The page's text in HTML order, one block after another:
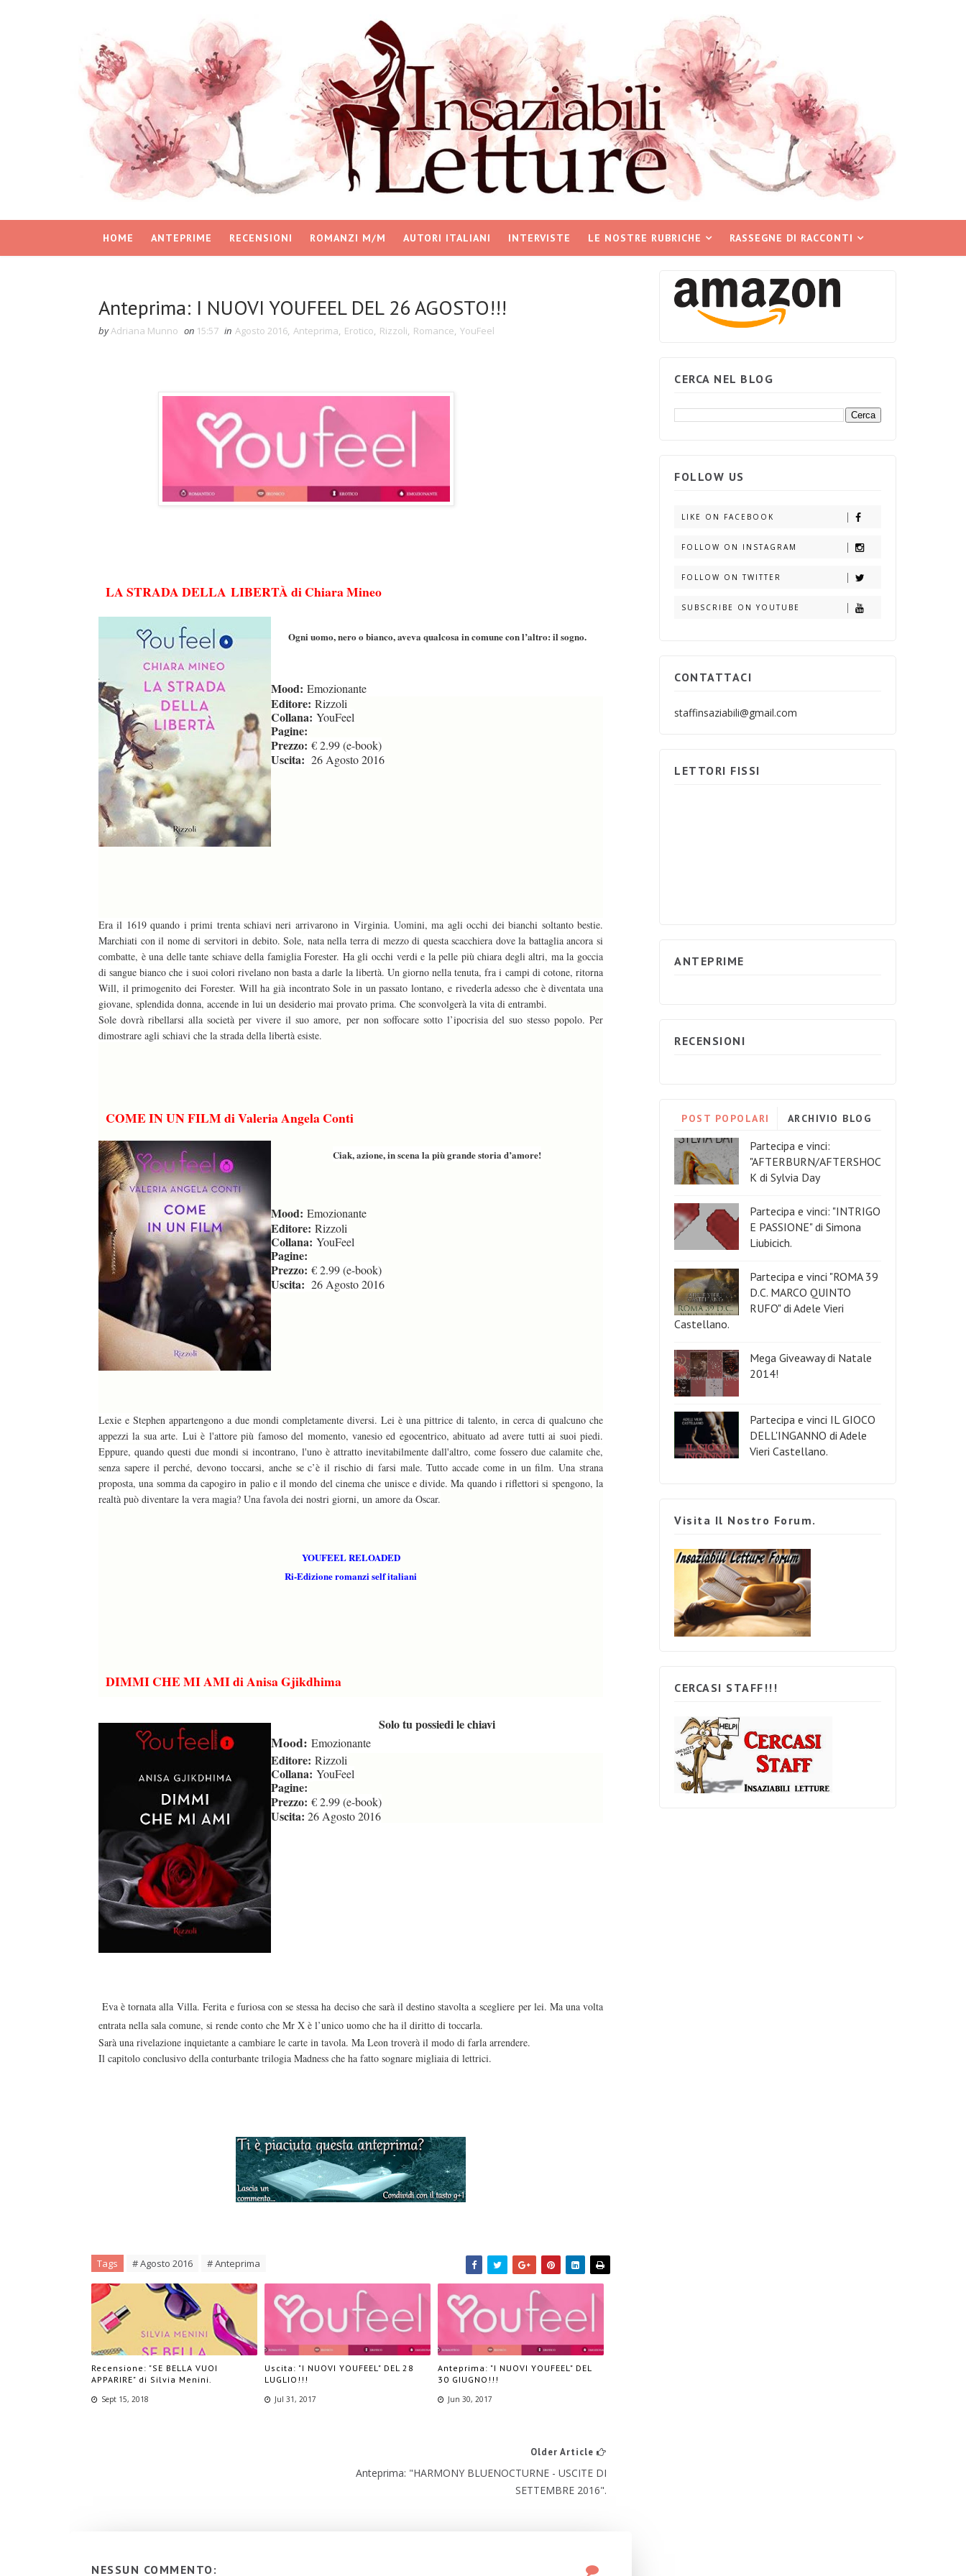
HOME ANTEPRIME RECENSIONI ROMANZI M/M AUTORI ITALIANI INTERVISTE LE NOSTRE RUBRICHE RASSEGNE DI RACCONTI
Anteprima: I NUOVI YOUFEEL DEL 26 AGOSTO!!!
byAdriana Munno on 15:57 in Agosto 2016, Anteprima, Erotico, Rizzoli, Romance, YouFeel
LA STRADA DELLA LIBERTÀ di Chiara Mineo
Ogni uomo, nero o bianco, aveva qualcosa in comune con l’altro: il sogno.
Mood: Emozionante
Editore: Rizzoli
Collana: YouFeel
Pagine:
Prezzo: € 2.99 (e-book)
Uscita: 26 Agosto 2016
Era il 1619 quando i primi trenta schiavi neri arrivarono in Virginia. Uomini, ma agli occhi dei bianchi soltanto bestie.
Marchiati con il nome di servitori in debito. Sole, nata nella terra di mezzo di questa scacchiera dove la battaglia ancora si
combatte, è una delle tante schiave della famiglia Forester. Ha gli occhi verdi e la pelle più chiara degli altri, ma la goccia
di sangue bianco che i suoi colori rivelano non basta a darle la libertà. Un giorno nella tenuta, fra i campi di cotone, ritorna
Will, il primogenito dei Forester. Will ha già incontrato Sole in un passato lontano, e rivederla adesso che è diventata una
giovane, splendida donna, accende in lui un desiderio mai provato prima. Che sconvolgerà la vita di entrambi.
Sole dovrà ribellarsi alla società per vivere il suo amore, per non soffocare sotto l’ipocrisia del suo stesso popolo. Per
dimostrare agli schiavi che la strada della libertà esiste.
COME IN UN FILM di Valeria Angela Conti
Ciak, azione, in scena la più grande storia d’amore!
Mood: Emozionante
Editore: Rizzoli
Collana: YouFeel
Pagine:
Prezzo: € 2.99 (e-book)
Uscita: 26 Agosto 2016
Lexie e Stephen appartengono a due mondi completamente diversi. Lei è una pittrice di talento, in cerca di qualcuno che
appezzi la sua arte. Lui è l'attore più famoso del momento, vanesio ed egocentrico, abituato ad avere tutti ai suoi piedi.
Eppure, quando questi due mondi si incontrano, l'uno è attratto inevitabilmente dall'altro, come fossero due calamite che,
senza sapere il perché, devono toccarsi, anche se c’è il rischio di farsi male. Tutto accade come in un film. Una strana
proposta, una somma da capogiro in palio e il mondo del cinema che unisce e divide. Ma quando i riflettori si spengono, la
realtà può diventare la vera magia? Una favola dei nostri giorni, un amore da Oscar.
YOUFEEL RELOADED
Ri-Edizione romanzi self italiani
DIMMI CHE MI AMI di Anisa Gjikdhima
Solo tu possiedi le chiavi
Mood: Emozionante
Editore: Rizzoli
Collana: YouFeel
Pagine:
Prezzo: € 2.99 (e-book)
Uscita: 26 Agosto 2016
Eva è tornata alla Villa. Ferita e furiosa con se stessa ha deciso che sarà il destino stavolta a scegliere per lei. Ma una volta
entrata nella sala comune, si rende conto che Mr X è l’unico uomo che ha il diritto di toccarla.
Sarà una rivelazione inquietante a cambiare le carte in tavola. Ma Leon troverà il modo di farla arrendere.
Il capitolo conclusivo della conturbante trilogia Madness che ha fatto sognare migliaia di lettrici.
Tags # Agosto 2016 # Anteprima
Recensione: "SE BELLA VUOI
APPARIRE" di Silvia Menini.
Sept 15, 2018
Uscita: "I NUOVI YOUFEEL" DEL 28
LUGLIO!!!
Jul 31, 2017
Anteprima: "I NUOVI YOUFEEL" DEL
30 GIUGNO!!!
Jun 30, 2017
Older Article
Anteprima: "HARMONY BLUENOCTURNE - USCITE DI
SETTEMBRE 2016".
NESSUN COMMENTO:
CERCA NEL BLOG
FOLLOW US
LIKE ON FACEBOOK
FOLLOW ON INSTAGRAM
FOLLOW ON TWITTER
SUBSCRIBE ON YOUTUBE
CONTATTACI
staffinsaziabili@gmail.com
LETTORI FISSI
ANTEPRIME
RECENSIONI
POST POPOLARI ARCHIVIO BLOG
Partecipa e vinci:
"AFTERBURN/AFTERSHOC
K di Sylvia Day
Partecipa e vinci: "INTRIGO
E PASSIONE" di Simona
Liubicich.
Partecipa e vinci "ROMA 39
D.C. MARCO QUINTO
RUFO" di Adele Vieri
Castellano.
Mega Giveaway di Natale
2014!
Partecipa e vinci IL GIOCO
DELL'INGANNO di Adele
Vieri Castellano.
Visita Il Nostro Forum.
CERCASI STAFF!!!